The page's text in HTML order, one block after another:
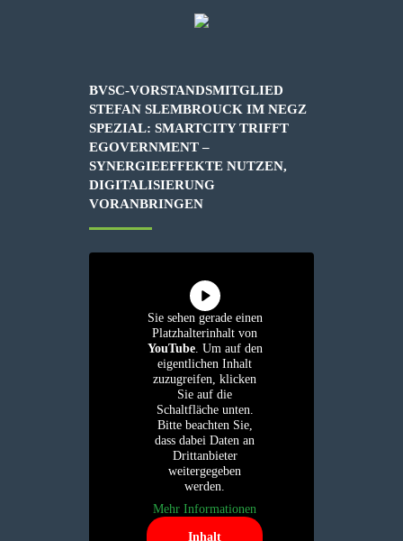
BVSC-VORSTANDSMITGLIED
STEFAN SLEMBROUCK IM NEGZ
SPEZIAL: SMARTCITY TRIFFT
EGOVERNMENT –
SYNERGIEEFFEKTE NUTZEN,
DIGITALISIERUNG
VORANBRINGEN
Sie sehen gerade einen
Platzhalterinhalt von
YouTube. Um auf den
eigentlichen Inhalt
zuzugreifen, klicken
Sie auf die
Schaltfläche unten.
Bitte beachten Sie,
dass dabei Daten an
Drittanbieter
weitergegeben
werden.
Mehr Informationen
Inhalt